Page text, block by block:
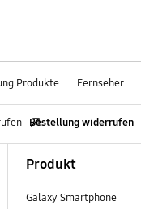
Produkte Fernseher
Bestellung widerrufen
Produkt
Galaxy Smartphone